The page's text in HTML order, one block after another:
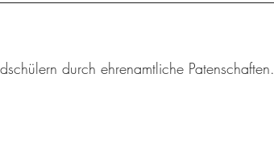
durch ehrenamtliche Patenschaften.